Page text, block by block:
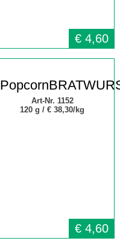
€ 4,60
Art-Nr. 1152
120 g /€ 38,30/kg
€ 4,60